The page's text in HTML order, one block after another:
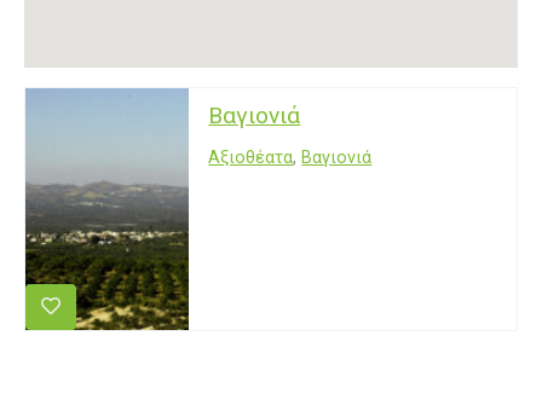
Βαγιονιά
Αξιοθέατα, Βαγιονιά